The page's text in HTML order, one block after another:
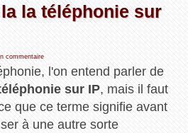
la téléphonie sur
commentaire
l'on entend parler de
sur IP, mais il faut
que ce terme signifie avant
à une autre sorte